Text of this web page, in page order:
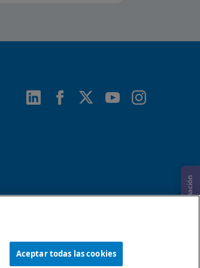
Solicitar información
Aceptar todas las cookies